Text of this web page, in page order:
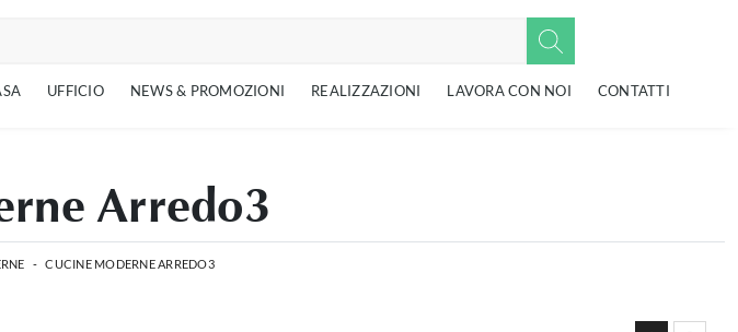
UFFICIO NEWS & PROMOZIONI REALIZZAZIONI LAVORA CON NOI CONTATTI
Arredo3
- CUCINE MODERNE ARREDO3